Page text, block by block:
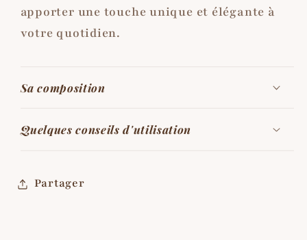
apporter une touche unique et élégante à
votre quotidien.
Sa composition
Quelques conseils d'utilisation
Partager